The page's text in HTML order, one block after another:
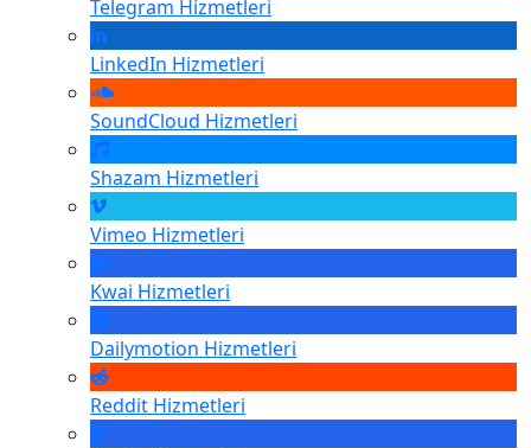
Telegram Hizmetleri
LinkedIn Hizmetleri
SoundCloud Hizmetleri
Shazam Hizmetleri
Vimeo Hizmetleri
Kwai Hizmetleri
Dailymotion Hizmetleri
Reddit Hizmetleri